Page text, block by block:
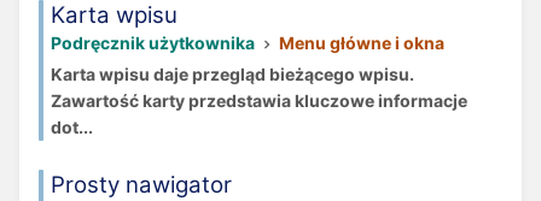
Karta wpisu
Podręcznik użytkownika
Menu główne i okna
Karta wpisu daje przegląd bieżącego wpisu.
Zawartość karty przedstawia kluczowe informacje
dot...
Prosty nawigator